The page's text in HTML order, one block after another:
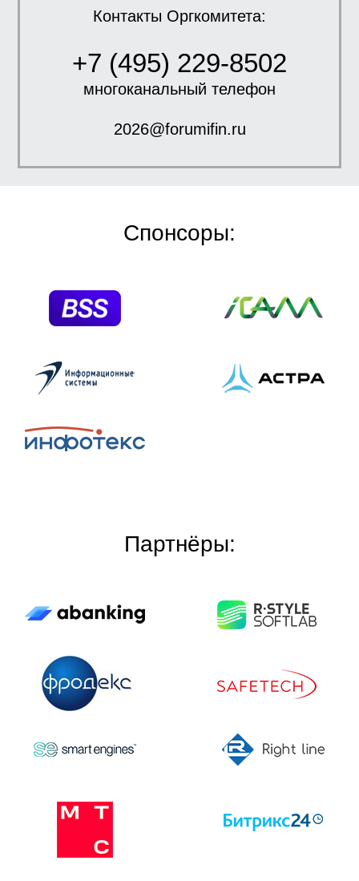
Контакты Оргкомитета:
+7 (495) 229-8502
многоканальный телефон
2026@forumifin.ru
Спонсоры:
Партнёры: